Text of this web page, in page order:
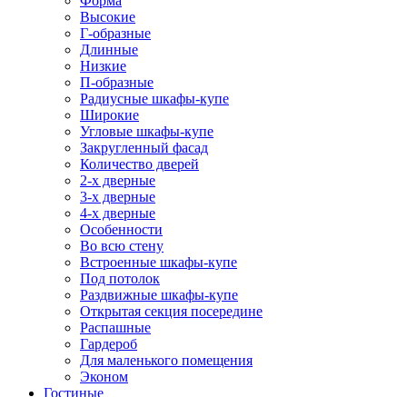
Высокие
Г-образные
Длинные
Низкие
П-образные
Радиусные шкафы-купе
Широкие
Угловые шкафы-купе
Закругленный фасад
Количество дверей
2-х дверные
3-х дверные
4-х дверные
Особенности
Во всю стену
Встроенные шкафы-купе
Под потолок
Раздвижные шкафы-купе
Открытая секция посередине
Распашные
Гардероб
Для маленького помещения
Эконом
Гостиные